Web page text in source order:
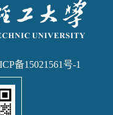
备15021561号-1